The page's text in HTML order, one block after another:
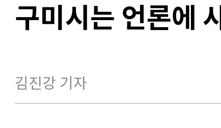
구미시는 언론에
김진강 기자